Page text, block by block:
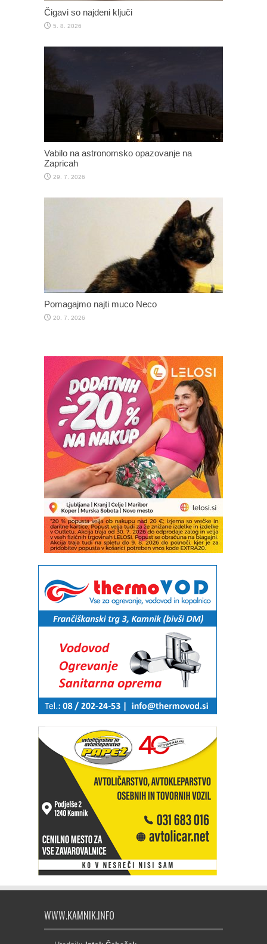
Čigavi so najdeni ključi
5. 8. 2026
Vabilo na astronomsko opazovanje na
Zapricah
29. 7. 2026
Pomagajmo najti muco Neco
20. 7. 2026
WWW.KAMNIK.INFO